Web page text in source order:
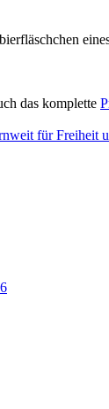
das komplette
für Freiheit